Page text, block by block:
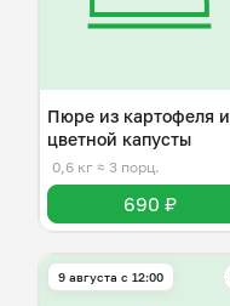
Пюре из картофеля и
цветной капусты
0,6 кг ≈ 3 порц.
690 ₽
9 августа с 12:00